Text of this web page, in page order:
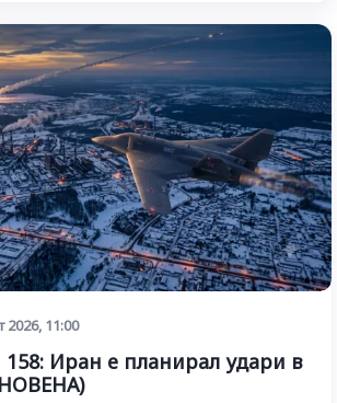
2026, 11:00
Иран е планирал удари в